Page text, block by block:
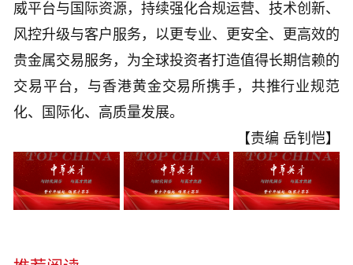
威平台与国际资源，持续强化合规运营、技术创新、
风控升级与客户服务，以更专业、更安全、更高效的
贵金属交易服务，为全球投资者打造值得长期信赖的
交易平台，与香港黄金交易所携手，共推行业规范
化、国际化、高质量发展。
【责编 岳钊恺】